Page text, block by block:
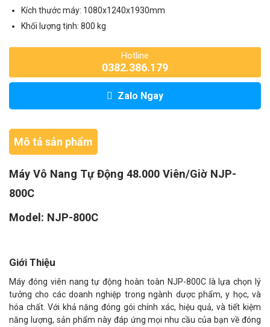
Kích thước máy: 1080x1240x1930mm
Khối lượng tịnh: 800 kg
Hotline
0382.386.179
Zalo Ngay
Mô tả sản phẩm
Máy Vô Nang Tự Động 48.000 Viên/Giờ NJP-
800C
Model: NJP-800C
Giới Thiệu
Máy đóng viên nang tự động hoàn toàn NJP-800C là lựa chọn lý
tưởng cho các doanh nghiệp trong ngành dược phẩm, y học, và
hóa chất. Với khả năng đóng gói chính xác, hiệu quả, và tiết kiệm
năng lượng, sản phẩm này đáp ứng mọi nhu cầu của bạn về đóng